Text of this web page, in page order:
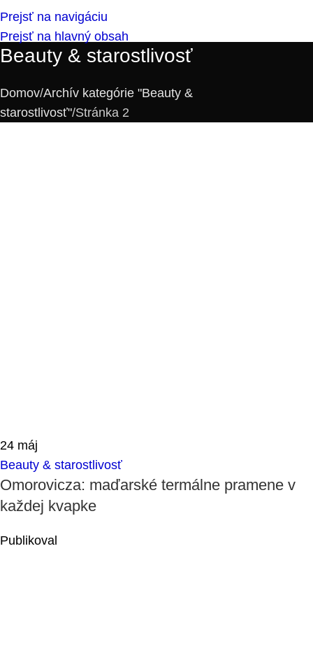
Prejsť na navigáciu
Prejsť na hlavný obsah
Beauty & starostlivosť
Domov Archív kategórie "Beauty &
starostlivosť" Stránka 2
24 máj
Beauty & starostlivosť
Omorovicza: maďarské termálne pramene v
každej kvapke
Publikoval